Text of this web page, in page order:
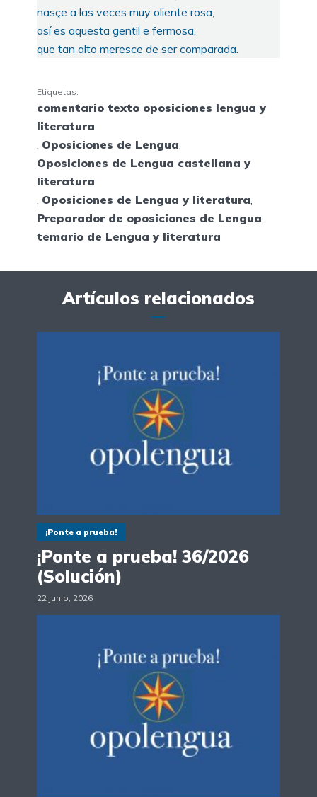
nasçe a las veces muy oliente rosa,
así es aquesta gentil e fermosa,
que tan alto meresce de ser comparada.
Etiquetas:
comentario texto oposiciones lengua y
literatura
, Oposiciones de Lengua,
Oposiciones de Lengua castellana y
literatura
, Oposiciones de Lengua y literatura,
Preparador de oposiciones de Lengua,
temario de Lengua y literatura
Artículos relacionados
¡Ponte a prueba!
¡Ponte a prueba! 36/2026
(Solución)
22 junio, 2026